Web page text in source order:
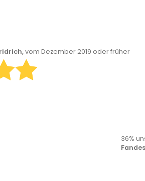
vom Dezember 2019 oder früher
36%